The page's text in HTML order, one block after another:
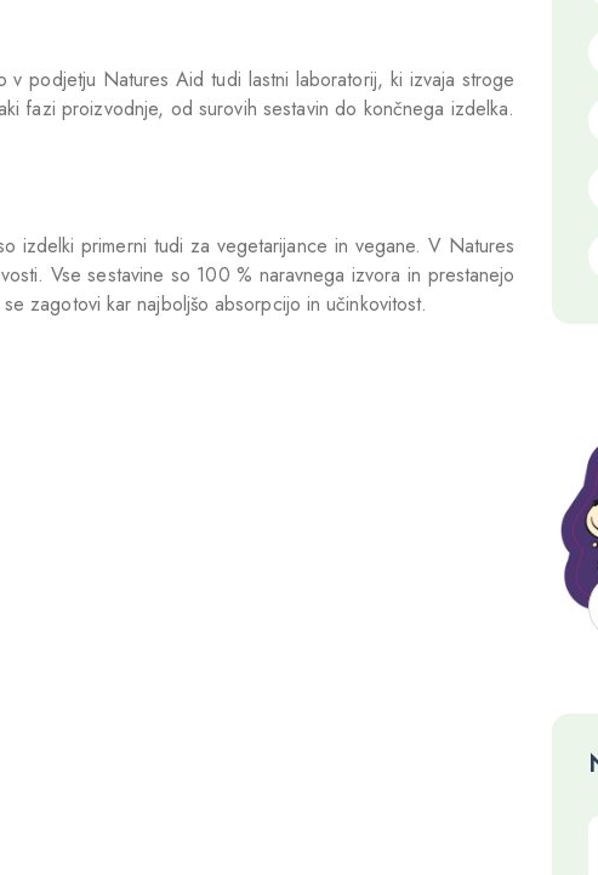
v podjetju Natures Aid tudi lastni laboratorij, ki izvaja stroge
fazi proizvodnje, od surovih sestavin do končnega izdelka.
izdelki primerni tudi za vegetarijance in vegane. V Natures
Vse sestavine so 100 % naravnega izvora in prestanejo
zagotovi kar najboljšo absorpcijo in učinkovitost.